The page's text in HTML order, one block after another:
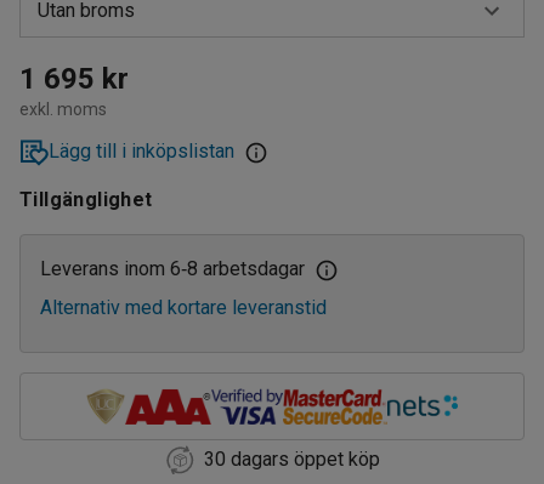
Utan broms
Med broms
Utan broms
1 695 kr
exkl. moms
Lägg till i inköpslistan
Tillgänglighet
Leverans inom 6‑8 arbetsdagar
Alternativ med kortare leveranstid
30 dagars öppet köp